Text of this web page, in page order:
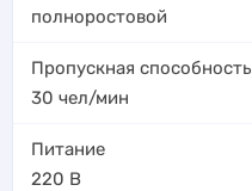
полноростовой
Пропускная способность
30 чел/мин
Питание
220 В